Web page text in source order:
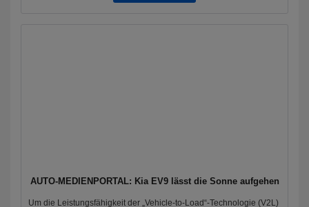
AUTO-MEDIENPORTAL: Kia EV9 lässt die Sonne aufgehen
Um die Leistungsfähigkeit der „Vehicle-to-Load“-Technologie (V2L)